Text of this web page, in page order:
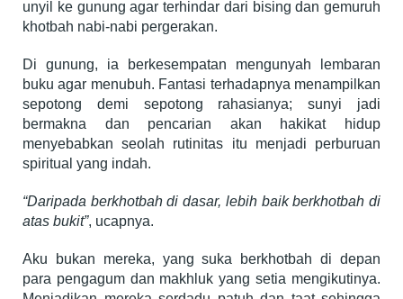
unyil ke gunung agar terhindar dari bising dan gemuruh
khotbah nabi-nabi pergerakan.
Di gunung, ia berkesempatan mengunyah lembaran
buku agar menubuh. Fantasi terhadapnya menampilkan
sepotong demi sepotong rahasianya; sunyi jadi
bermakna dan pencarian akan hakikat hidup
menyebabkan seolah rutinitas itu menjadi perburuan
spiritual yang indah.
“Daripada berkhotbah di dasar, lebih baik berkhotbah di
atas bukit”, ucapnya.
Aku bukan mereka, yang suka berkhotbah di depan
para pengagum dan makhluk yang setia mengikutinya.